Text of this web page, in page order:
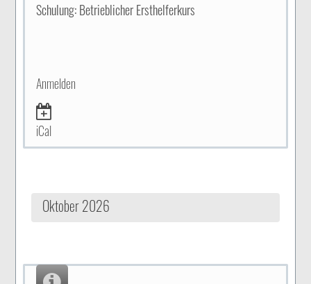
Schulung: Betrieblicher Ersthelferkurs
Anmelden
iCal
Oktober 2026